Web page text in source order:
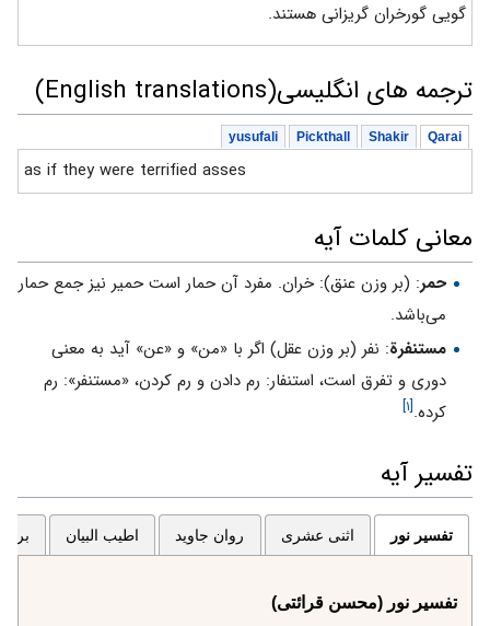
گویی گورخران گریزانی هستند.
ترجمه های انگلیسی(English translations)
Qarai
Shakir
Pickthall
yusufali
as if they were terrified asses
معانی کلمات آیه
حمر: (بر وزن عنق): خران. مفرد آن حمار است حمير نيز جمع حمار
مى‌‏باشد.
مستنفرة: نفر (بر وزن عقل) اگر با «من» و «عن» آيد به معنى
دورى و تفرق است، استنفار: رم دادن و رم كردن، «مستنفر»: رم
كرده.[۱]
تفسیر آیه
تفسیر نور اثنی عشری روان جاوید اطیب البیان
تفسیر نور (محسن قرائتی)